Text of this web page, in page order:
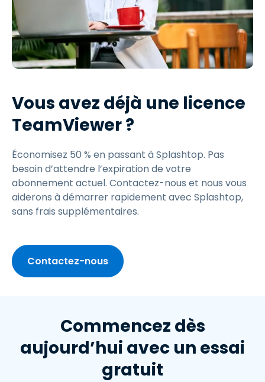
Vous avez déjà une licence
TeamViewer ?
Économisez 50 % en passant à Splashtop. Pas
besoin d’attendre l’expiration de votre
abonnement actuel. Contactez-nous et nous vous
aiderons à démarrer rapidement avec Splashtop,
sans frais supplémentaires.
Contactez-nous
Commencez dès
aujourd’hui avec un essai
gratuit